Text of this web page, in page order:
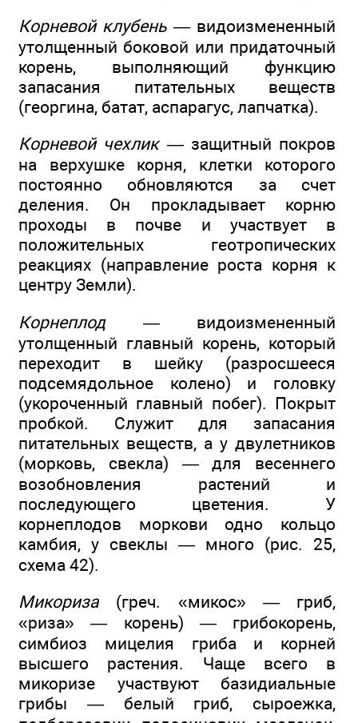
Корневой клубень — видоизмененный
утолщенный боковой или придаточный
корень, выполняющий функцию
запасания питательных веществ
(георгина, батат, аспарагус, лапчатка).
Корневой чехлик— защитный покров
на верхушке корня, клетки которого
постоянно обновляются за счет
деления. Он прокладывает корню
проходы в почве и участвует в
положительных геотропических
реакциях (направление роста корня к
центру Земли).
Корнеплод— видоизмененный
утолщенный главный корень, который
переходит в шейку (разросшееся
подсемядольное колено) и головку
(укороченный главный побег). Покрыт
пробкой. Служит для запасания
питательных веществ, а у двулетников
(морковь, свекла) — для весеннего
возобновления растений и
последующего цветения. У
корнеплодов моркови одно кольцо
камбия, у свеклы — много (рис. 25,
схема 42).
Микориза (греч. «микос» — гриб,
«риза» — корень) — грибокорень,
симбиоз мицелия гриба и корней
высшего растения. Чаще всего в
микоризе участвуют базидиальные
грибы — белый гриб, сыроежка,